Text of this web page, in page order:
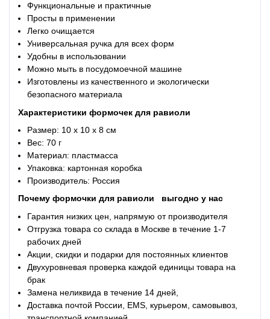
Функциональные и практичные
Просты в применении
Легко очищается
Универсальная ручка для всех форм
Удобны в использовании
Можно мыть в посудомоечной машине
Изготовлены из качественного и экологически
безопасного материала
Характеристики формочек для равиоли
Размер: 10 х 10 х 8 см
Вес: 70 г
Материал: пластмасса
Упаковка: картонная коробка
Производитель: Россия
Почему формочки для равиоли
выгодно у нас
Гарантия низких цен, напрямую от производителя
Отгрузка товара со склада в Москве в течение 1-7
рабочих дней
Акции, скидки и подарки для постоянных клиентов
Двухуровневая проверка каждой единицы товара на
брак
Замена неликвида в течение 14 дней,
Доставка почтой России, EMS, курьером, самовывоз,